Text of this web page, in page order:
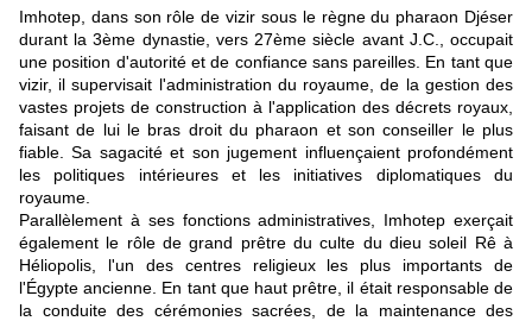
Imhotep, dans son rôle de vizir sous le règne du pharaon Djéser
durant la 3ème dynastie, vers 27ème siècle avant J.C., occupait
une position d'autorité et de confiance sans pareilles. En tant que
vizir, il supervisait l'administration du royaume, de la gestion des
vastes projets de construction à l'application des décrets royaux,
faisant de lui le bras droit du pharaon et son conseiller le plus
fiable. Sa sagacité et son jugement influençaient profondément
les politiques intérieures et les initiatives diplomatiques du
royaume.
Parallèlement à ses fonctions administratives, Imhotep exerçait
également le rôle de grand prêtre du culte du dieu soleil Rê à
Héliopolis, l'un des centres religieux les plus importants de
l'Égypte ancienne. En tant que haut prêtre, il était responsable de
la conduite des cérémonies sacrées, de la maintenance des